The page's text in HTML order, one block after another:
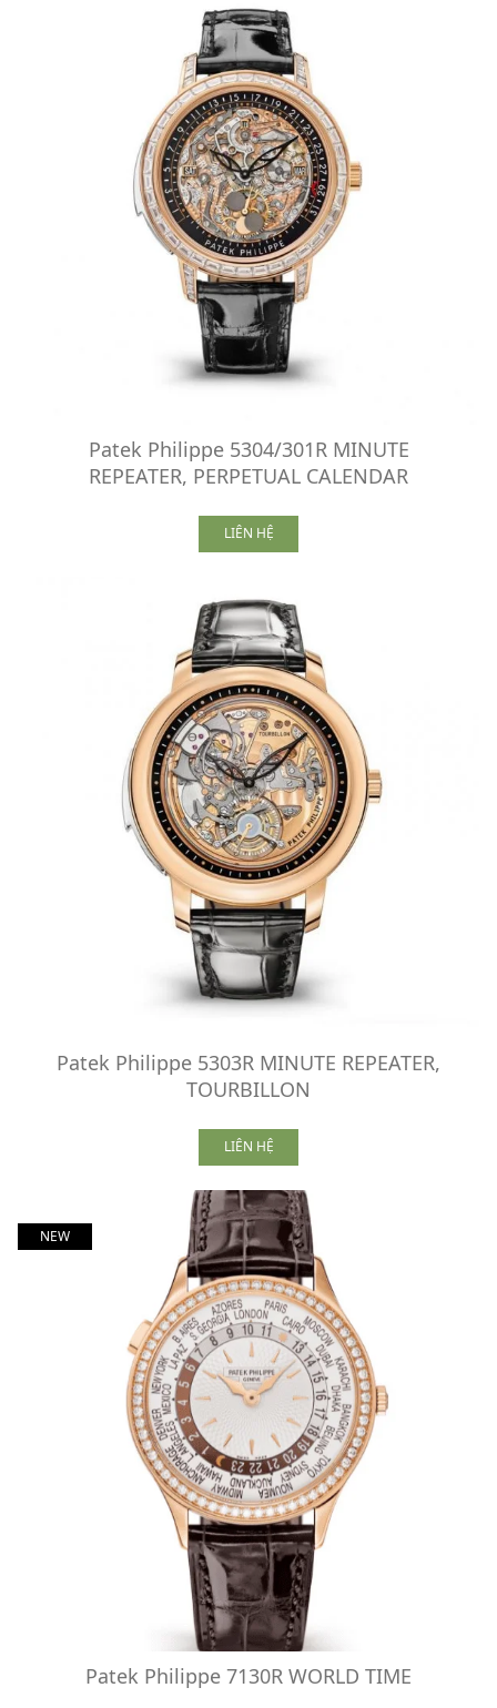
Patek Philippe 5304/301R MINUTE
REPEATER, PERPETUAL CALENDAR
LIÊN HỆ
Patek Philippe 5303R MINUTE REPEATER,
TOURBILLON
LIÊN HỆ
NEW
Patek Philippe 7130R WORLD TIME